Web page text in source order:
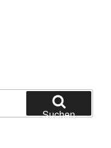
Suchen